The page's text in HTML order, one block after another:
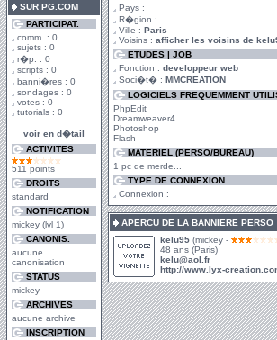
SUR PG.COM
PARTICIPAT.
comm. : 0
sujets : 0
r�p. : 0
scripts : 0
banni�res : 0
sondages : 0
votes : 0
tutorials : 0
voir en d�tail
ACTIVITES
511 points
DROITS
standard
NOTIFICATION
mickey (lvl 1)
CANONIS.
aucune
canonisation
STATUS
mickey
ARCHIVES
aucune archive
INSCRIPTION
Pays :
R�gion :
Ville : Paris
Voisins : afficher les voisins de
ETUDES | JOB
Fonction : developpeur web
Soci�t� : MMCREATION
LOGICIELS FREQUEMMENT
PhpEdit
Dreamweaver4
Photoshop
Flash
MATERIEL (PERSO/BUREAU)
1 pc de merde...
TYPE DE CONNEXION
Connexion :
APERCU DE LA BANNIERE PERSO
kelu95 (mickey -
48 ans (Paris)
kelu@aol.fr
http://www.lyx-